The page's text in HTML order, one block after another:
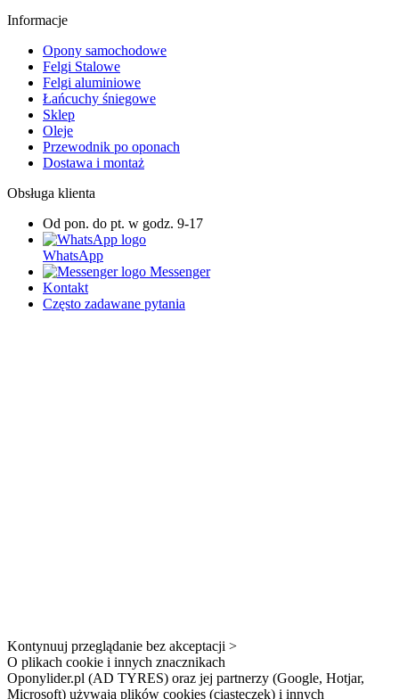
Informacje
Opony samochodowe
Felgi Stalowe
Felgi aluminiowe
Łańcuchy śniegowe
Sklep
Oleje
Przewodnik po oponach
Dostawa i montaż
Obsługa klienta
Od pon. do pt. w godz. 9-17
WhatsApp
Messenger
Kontakt
Często zadawane pytania
Kontynuuj przeglądanie bez akceptacji >
O plikach cookie i innych znacznikach
Oponylider.pl (AD TYRES) oraz jej partnerzy (Google, Hotjar,
Microsoft) używają plików cookies (ciasteczek) i innych